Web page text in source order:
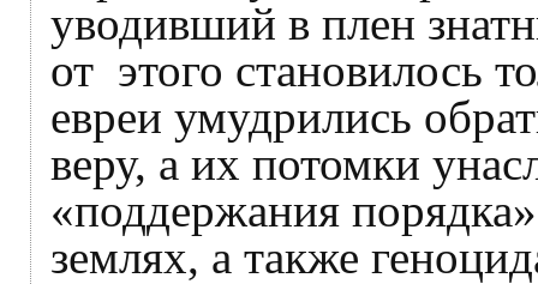
уводивший в плен
от этого становилось
евреи умудрились
веру, а их потомки
«поддержания
землях, а также